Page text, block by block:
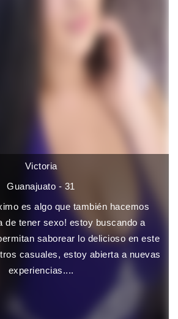
Victoria
Guanajuato - 31
es algo que también hacemos
de tener sexo! estoy buscando a
saborear lo delicioso en este
casuales, estoy abierta a nuevas
experiencias....